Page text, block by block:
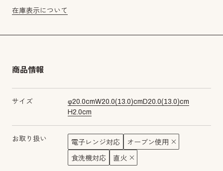
在庫表示について
商品情報
サイズ φ20.0cmW20.0(13.0)cm D20.0(13.0)cm
H2.0cm
お取り扱い 電子レンジ対応 オーブン使用
食洗機対応 直火